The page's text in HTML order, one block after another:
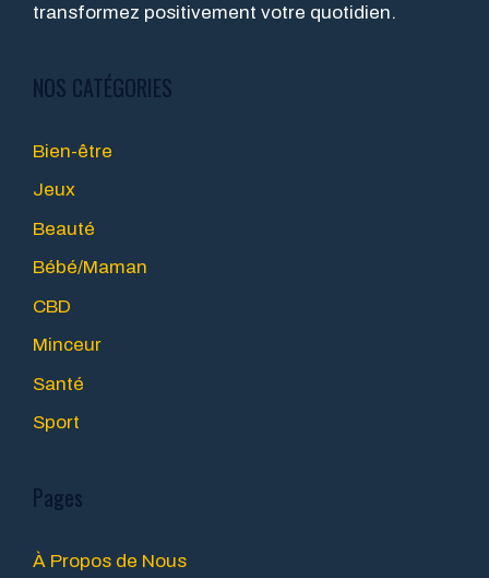
transformez positivement votre quotidien.
NOS CATÉGORIES
Bien-être
Jeux
Beauté
Bébé/Maman
CBD
Minceur
Santé
Sport
Pages
À Propos de Nous